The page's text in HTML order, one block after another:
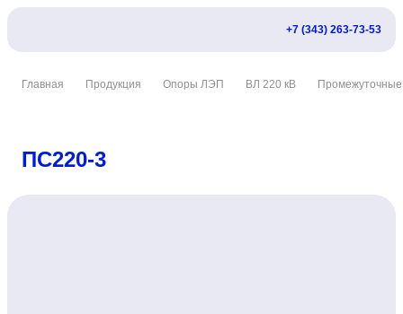
+7 (343) 263-73-53
Главная Продукция Опоры ЛЭП ВЛ 220 кВ Промежуточные
ПС220-3